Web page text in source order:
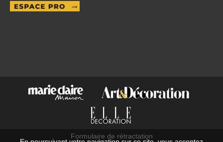
Formulaire de rétractation